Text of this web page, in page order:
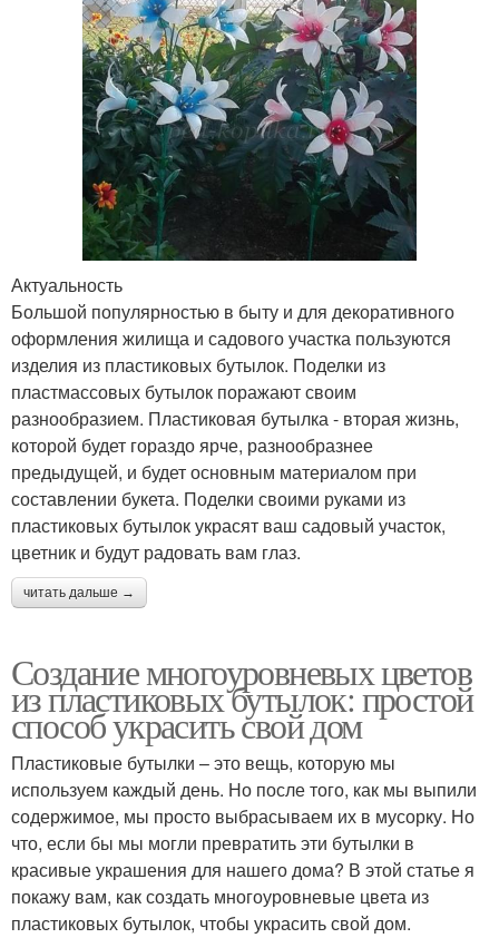
Актуальность
Большой популярностью в быту и для декоративного
оформления жилища и садового участка пользуются
изделия из пластиковых бутылок. Поделки из
пластмассовых бутылок поражают своим
разнообразием. Пластиковая бутылка - вторая жизнь,
которой будет гораздо ярче, разнообразнее
предыдущей, и будет основным материалом при
составлении букета. Поделки своими руками из
пластиковых бутылок украсят ваш садовый участок,
цветник и будут радовать вам глаз.
читать дальше →
Создание многоуровневых цветов
из пластиковых бутылок: простой
способ украсить свой дом
Пластиковые бутылки – это вещь, которую мы
используем каждый день. Но после того, как мы выпили
содержимое, мы просто выбрасываем их в мусорку. Но
что, если бы мы могли превратить эти бутылки в
красивые украшения для нашего дома? В этой статье я
покажу вам, как создать многоуровневые цвета из
пластиковых бутылок, чтобы украсить свой дом.